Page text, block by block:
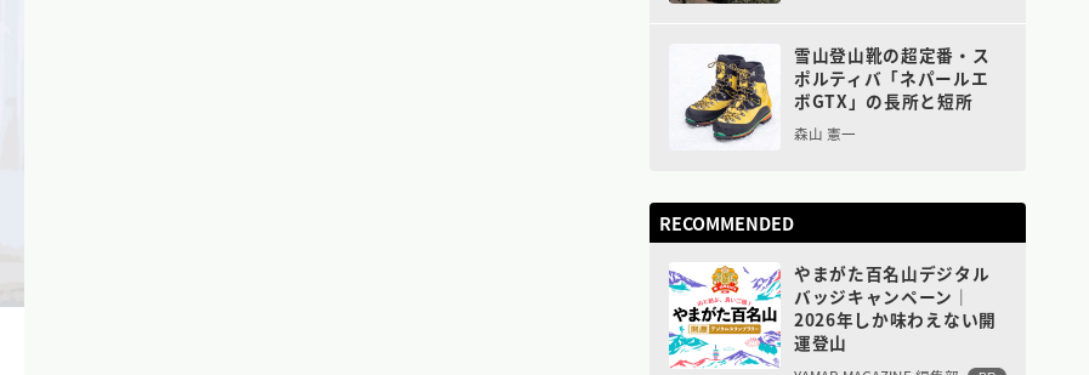
雪山登山靴の超定番・ス
ポルティバ「ネパールエ
ボGTX」の長所と短所
森山 憲一
RECOMMENDED
やまがた百名山デジタル
バッジキャンペーン｜
2026年しか味わえない開
運登山